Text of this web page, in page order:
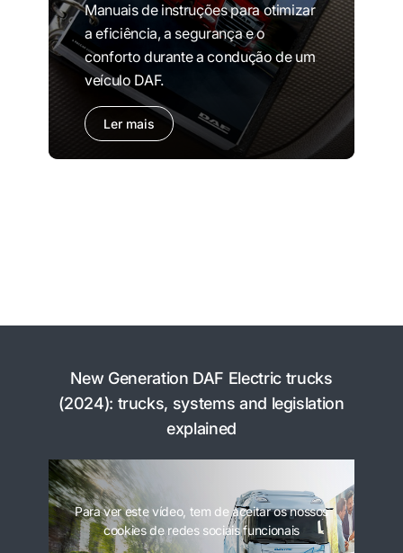
Manuais de instruções para otimizar
a eficiência, a segurança e o
conforto durante a condução de um
veículo DAF.
Ler mais
New Generation DAF Electric trucks
(2024): trucks, systems and legislation
explained
Para ver este vídeo, tem de aceitar os nossos
cookies de redes sociais funcionais